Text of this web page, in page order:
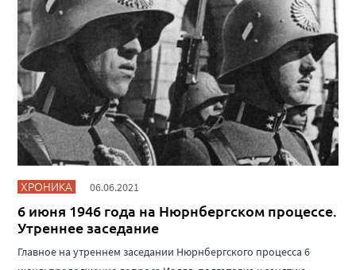
ХРОНИКА 06.06.2021
6 июня 1946 года на Нюрнбергском процессе.
Утреннее заседание
Главное на утреннем заседании Нюрнбергского процесса 6